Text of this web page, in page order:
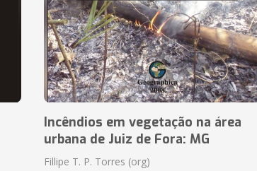
Incêndios em vegetação na área
urbana de Juiz de Fora: MG
Fillipe T. P. Torres (org)